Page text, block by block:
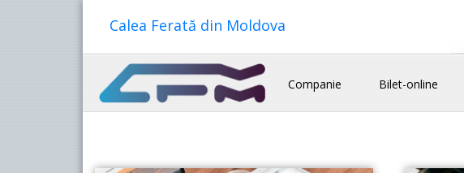
Calea Ferată din Moldova
Companie Bilet-online